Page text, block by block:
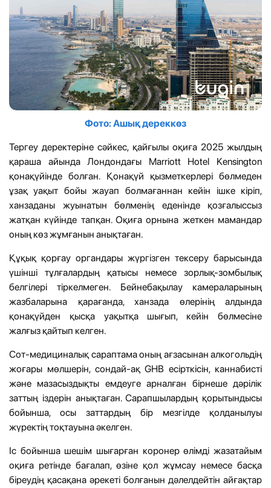
Фото: Ашық дереккөз
Тергеу деректеріне сәйкес, қайғылы оқиға 2025 жылдың
қараша айында Лондондағы Marriott Hotel Kensington
қонақүйінде болған. Қонақүй қызметкерлері бөлмеден
ұзақ уақыт бойы жауап болмағаннан кейін ішке кіріп,
ханзаданы жуынатын бөлменің еденінде қозғалыссыз
жатқан күйінде тапқан. Оқиға орнына жеткен мамандар
оның көз жұмғанын анықтаған.
Құқық қорғау органдары жүргізген тексеру барысында
үшінші тұлғалардың қатысы немесе зорлық-зомбылық
белгілері тіркелмеген. Бейнебақылау камераларының
жазбаларына қарағанда, ханзада өлерінің алдында
қонақүйден қысқа уақытқа шығып, кейін бөлмесіне
жалғыз қайтып келген.
Сот-медициналық сараптама оның ағзасынан алкогольдің
жоғары мөлшерін, сондай-ақ GHB есірткісін, каннабисті
және мазасыздықты емдеуге арналған бірнеше дәрілік
заттың іздерін анықтаған. Сарапшылардың қорытындысы
бойынша, осы заттардың бір мезгілде қолданылуы
жүректің тоқтауына әкелген.
Іс бойынша шешім шығарған коронер өлімді жазатайым
оқиға ретінде бағалап, өзіне қол жұмсау немесе басқа
біреудің қасақана әрекеті болғанын дәлелдейтін айғақтар